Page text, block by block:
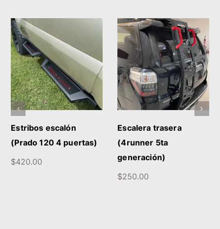
Estribos escalón
(Prado 120 4 puertas)
$420.00
AÑADIR AL CARRITO
/
DETALLES
Escalera trasera
(4runner 5ta
generación)
$250.00
AÑADIR AL CARRITO
/
DETALLES